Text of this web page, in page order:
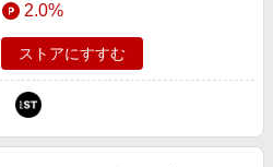
（旧ドットエスティ）
2.0%
ストアにすすむ